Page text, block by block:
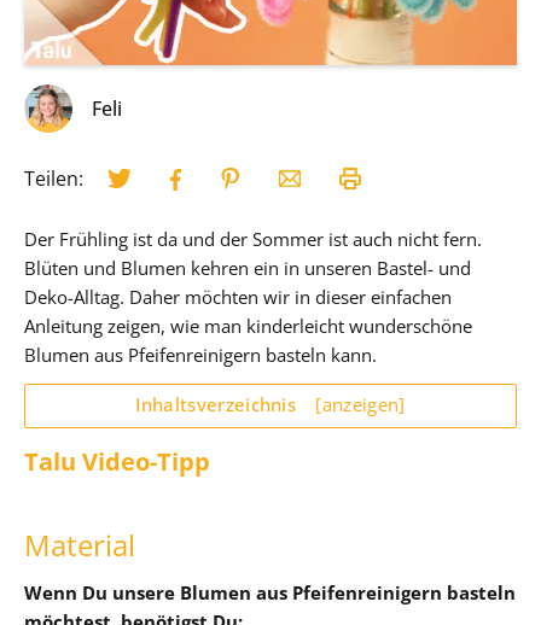
Feli
Teilen:
Der Frühling ist da und der Sommer ist auch nicht fern.
Blüten und Blumen kehren ein in unseren Bastel- und
Deko-Alltag. Daher möchten wir in dieser einfachen
Anleitung zeigen, wie man kinderleicht wunderschöne
Blumen aus Pfeifenreinigern basteln kann.
Inhaltsverzeichnis [anzeigen]
Talu Video-Tipp
Material
Wenn Du unsere Blumen aus Pfeifenreinigern basteln